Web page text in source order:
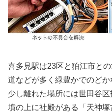
喜多見駅は23区と狛江市と
道などが多く緑豊かでのど
少し離れた場所には世田谷
墳の上に社殿がある「天神